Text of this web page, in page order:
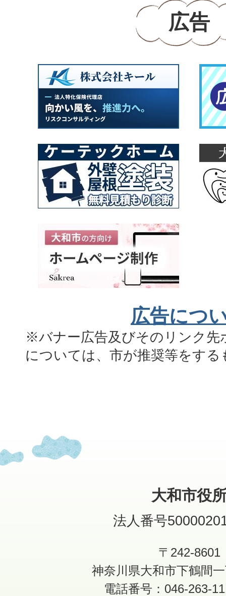
広告
広告につ
※バナー広告及びそのリンク先
については、市が推奨等をす
大和市役
法人番号
〒242-8601
神奈川県大和市下鶴間
電話番号：046-263-